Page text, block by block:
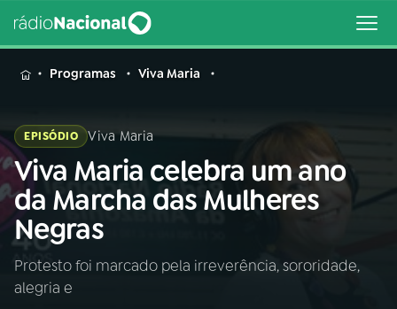
MENU
Buscar
na
Rádio
Nacional
Buscar
AO VIVO
Programas Viva Maria
EPISÓDIO Viva Maria
Viva Maria celebra um ano
da Marcha das Mulheres
Negras
Protesto foi marcado pela irreverência, sororidade,
alegria e